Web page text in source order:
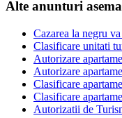
Alte anunturi
Cazarea la negru
Clasificare unitati
Autorizare
Autorizare
Clasificare
Clasificare
Autorizatii de